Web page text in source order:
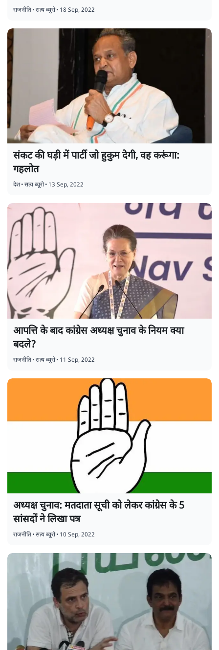
राजनीति•सत्य ब्यूरो• 18 Sep, 2022
संकट की घड़ी में पार्टी जो हुकुम देगी, वह करूंगा:
गहलोत
देश•सत्य ब्यूरो• 13 Sep, 2022
आपत्ति के बाद कांग्रेस अध्यक्ष चुनाव के नियम क्या
बदले?
राजनीति•सत्य ब्यूरो• 11 Sep, 2022
अध्यक्ष चुनाव: मतदाता सूची को लेकर कांग्रेस के 5
सांसदों ने लिखा पत्र
राजनीति•सत्य ब्यूरो• 10 Sep, 2022